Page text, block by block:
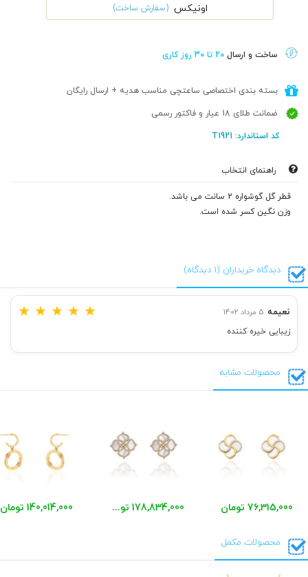
اونیکس (سفارش ساخت)
ساخت و ارسال 20 تا 30 روز کاری
بسته بندی اختصاصی ساعتچی مناسب هدیه + ارسال رایگان
ضمانت طلای 18 عیار و فاکتور رسمی
کد استاندارد: T1921
راهنمای انتخاب
قطر گل گوشواره 2 سانت می باشد.
وزن نگین کسر شده است.
دیدگاه خریداران (1 دیدگاه)
نعیمه 5 مرداد 1402 ★ ★ ★ ★ ★
زیبایی خیره کننده
محصولات مشابه
76,315,000 تومان 178,834,000 تومان 140,014,000 تومان
محصولات مکمل